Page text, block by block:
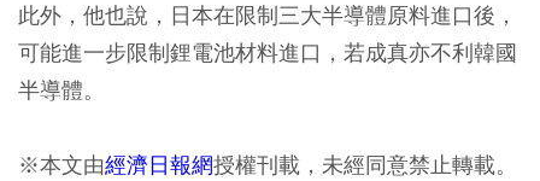
此外，他也說，日本在限制三大半導體原料進口後，
可能進一步限制鋰電池材料進口，若成真亦不利韓國
半導體。
※本文由經濟日報網授權刊載，未經同意禁止轉載。